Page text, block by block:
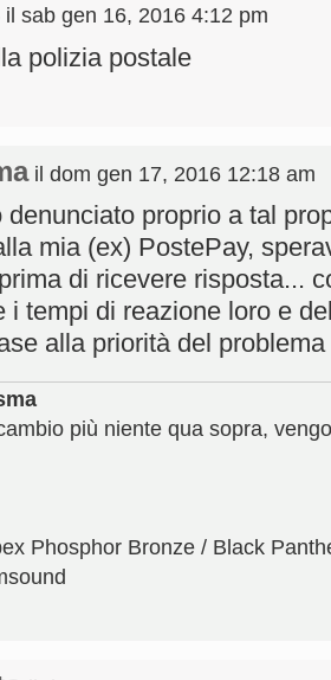
il sab gen 16, 2016 4:12 pm
polizia postale
il dom gen 17, 2016 12:18 am
denunciato proprio a tal
mia (ex) PostePay,
di ricevere risposta...
i tempi di reazione loro e
alla priorità del problema
più niente qua sopra,
Phosphor Bronze / Black